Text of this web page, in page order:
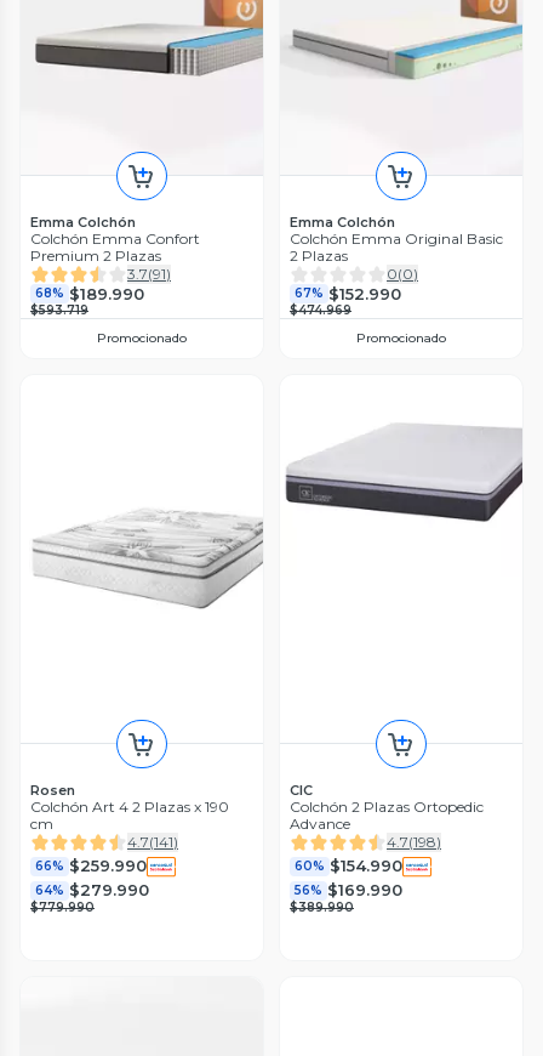
Emma Colchón
Colchón Emma Confort
Premium 2 Plazas
3.7(91)
68% $189.990
$593.719
Promocionado
Emma Colchón
Colchón Emma Original Basic
2 Plazas
0(0)
67% $152.990
$474.969
Promocionado
Rosen
Colchón Art 4 2 Plazas x 190
cm
4.7(141)
66% $259.990
64% $279.990
$779.990
CIC
Colchón 2 Plazas Ortopedic
Advance
4.7(198)
60% $154.990
56% $169.990
$389.990